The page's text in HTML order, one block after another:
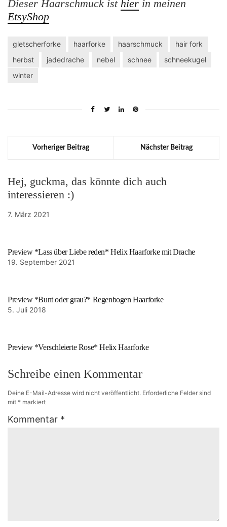
Dieser Haarschmuck ist hier in meinen
EtsyShop
gletscherforke haarforke haarschmuck
hair fork
herbst
jadedrache nebel schnee
schneekugel
winter
Vorheriger Beitrag Nächster Beitrag
Hej, guckma, das könnte dich auch
interessieren :)
7. März 2021
Preview *Lass über Liebe reden* Helix Haarforke mit Drache
19. September 2021
Preview *Bunt oder grau?* Regenbogen Haarforke
5. Juli 2018
Preview *Verschleierte Rose* Helix Haarforke
Schreibe einen Kommentar
Deine E-Mail-Adresse wird nicht veröffentlicht. Erforderliche Felder sind
mit * markiert
Kommentar *